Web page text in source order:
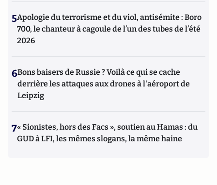
5Apologie du terrorisme et du viol, antisémite : Boro
700, le chanteur à cagoule de l’un des tubes de l’été
2026
6Bons baisers de Russie ? Voilà ce qui se cache
derrière les attaques aux drones à l'aéroport de
Leipzig
7« Sionistes, hors des Facs », soutien au Hamas : du
GUD à LFI, les mêmes slogans, la même haine